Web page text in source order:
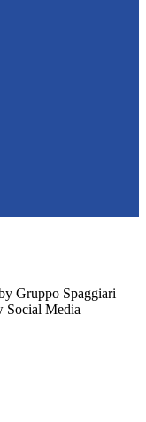
Gruppo Spaggiari
Social Media